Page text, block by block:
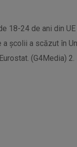
18-24 de ani din
școlii a scăzut în
(G4Media)